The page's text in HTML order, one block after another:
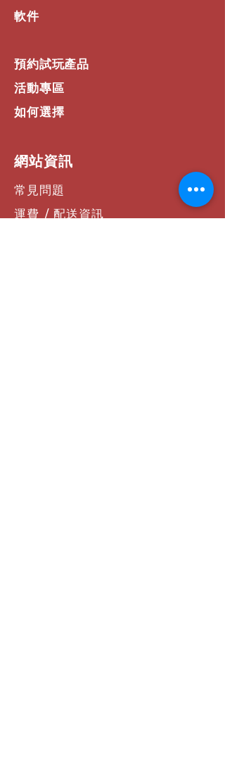
軟件
預約試玩產品
活動專區
如何選擇
​網站資訊
常見問題
運費 / 配送資訊